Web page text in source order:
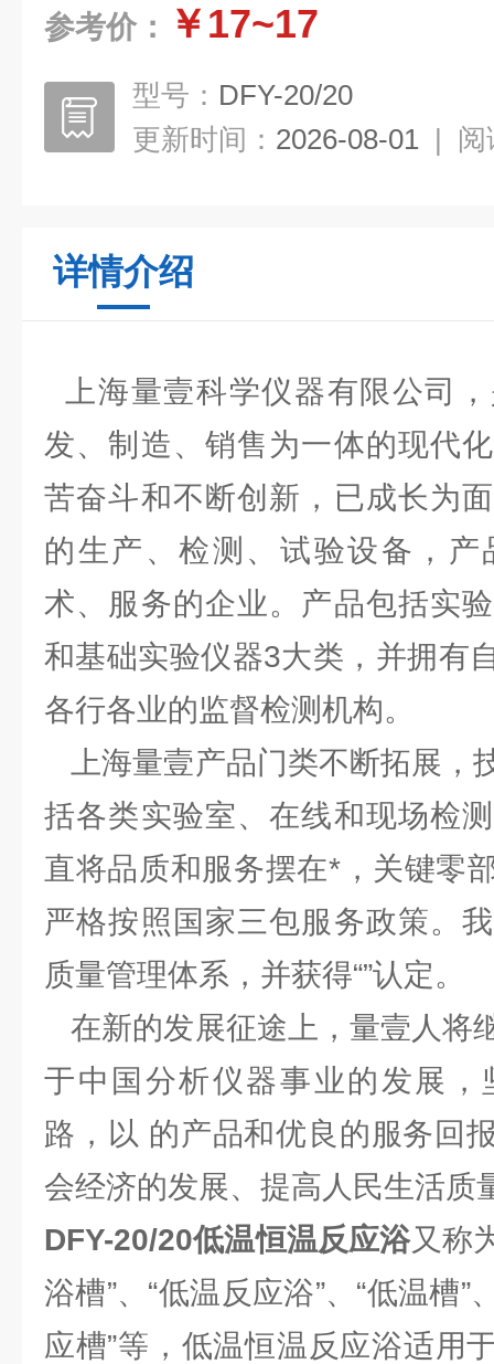
参考价： ￥17~17
型号： DFY-20/20
更新时间： 2026-08-01 | 阅
详情介绍
上海量壹科学仪器有限公司
发、制造、销售为一体的现代
苦奋斗和不断创新，已成长为
的生产、检测、试验设备，
术、服务的企业。产品包括实
和基础实验仪器3大类，并拥有
各行各业的监督检测机构。
上海量壹产品门类不断拓展，
括各类实验室、在线和现场检
直将品质和服务摆在*，关键零
严格按照国家三包服务政策。
质量管理体系，并获得“”认定。
在新的发展征途上，量壹人将
于中国分析仪器事业的发展，
路，以 的产品和优良的服务回
会经济的发展、提高人民生活质
DFY-20/20低温恒温反应浴又称
浴槽”、“低温反应浴”、“低温槽”
应槽”等，低温恒温反应浴适用